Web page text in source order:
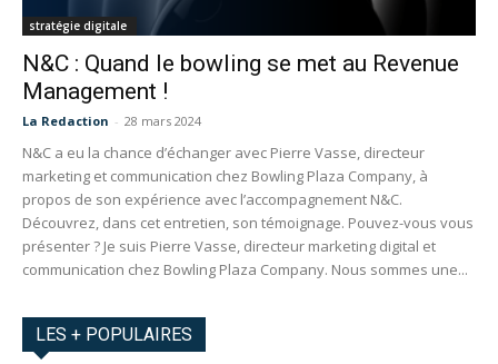
stratégie digitale
N&C : Quand le bowling se met au Revenue
Management !
La Redaction - 28 mars 2024
N&C a eu la chance d’échanger avec Pierre Vasse, directeur
marketing et communication chez Bowling Plaza Company, à
propos de son expérience avec l’accompagnement N&C.
Découvrez, dans cet entretien, son témoignage. Pouvez-vous vous
présenter ? Je suis Pierre Vasse, directeur marketing digital et
communication chez Bowling Plaza Company. Nous sommes une...
LES + POPULAIRES